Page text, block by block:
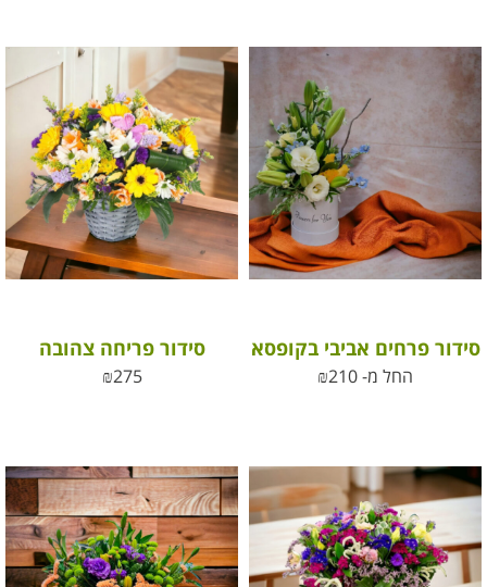
סידור פרחים אביבי בקופסא
החל מ- ₪210
סידור פריחה צהובה
₪275